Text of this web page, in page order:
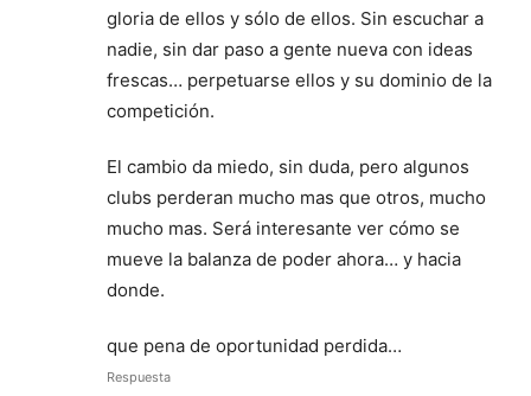
gloria de ellos y sólo de ellos. Sin escuchar a
nadie, sin dar paso a gente nueva con ideas
frescas… perpetuarse ellos y su dominio de la
competición.
El cambio da miedo, sin duda, pero algunos
clubs perderan mucho mas que otros, mucho
mucho mas. Será interesante ver cómo se
mueve la balanza de poder ahora… y hacia
donde.
que pena de oportunidad perdida…
Respuesta